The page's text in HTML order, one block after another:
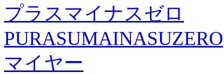
プラスマイナスゼロ
PURASUMAINASUZERO
マイヤー